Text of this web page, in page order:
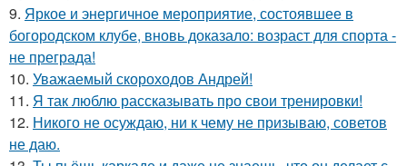
9. Яркое и энергичное мероприятие, состоявшее в
богородском клубе, вновь доказало: возраст для спорта -
не преграда!
10. Уважаемый скороходов Андрей!
11. Я так люблю рассказывать про свои тренировки!
12. Никого не осуждаю, ни к чему не призываю, советов
не даю.